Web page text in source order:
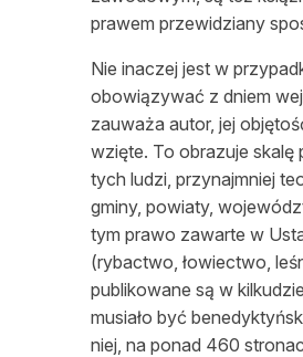
prawem przewidziany
Nie inaczej jest w
obowiązywać z dniem
zauważa autor, jej
wzięte. To obrazuje skalę
tych ludzi, przynajmniej
gminy, powiaty,
tym prawo zawarte w
(rybactwo, łowiectwo,
publikowane są w
musiało być
niej, na ponad 460